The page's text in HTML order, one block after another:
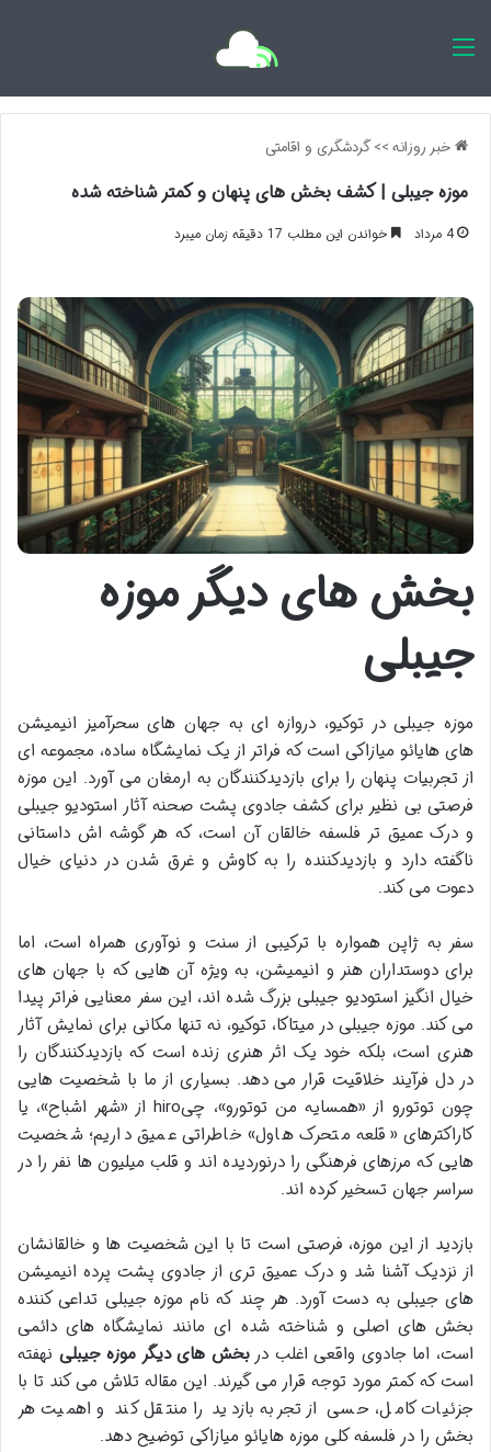
خبر روزانه>>گردشگری و اقامتی
موزه جیبلی | کشف بخش های پنهان و کمتر شناخته شده
4 مرداد خواندن این مطلب 17 دقیقه زمان میبرد
بخش های دیگر موزه
جیبلی
موزه جیبلی در توکیو، دروازه ای به جهان های سحرآمیز انیمیشن
های هایائو میازاکی است که فراتر از یک نمایشگاه ساده، مجموعه ای
از تجربیات پنهان را برای بازدیدکنندگان به ارمغان می آورد. این موزه
فرصتی بی نظیر برای کشف جادوی پشت صحنه آثار استودیو جیبلی
و درک عمیق تر فلسفه خالقان آن است، که هر گوشه اش داستانی
ناگفته دارد و بازدیدکننده را به کاوش و غرق شدن در دنیای خیال
دعوت می کند.
سفر به ژاپن همواره با ترکیبی از سنت و نوآوری همراه است، اما
برای دوستداران هنر و انیمیشن، به ویژه آن هایی که با جهان های
خیال انگیز استودیو جیبلی بزرگ شده اند، این سفر معنایی فراتر پیدا
می کند. موزه جیبلی در میتاکا، توکیو، نه تنها مکانی برای نمایش آثار
هنری است، بلکه خود یک اثر هنری زنده است که بازدیدکنندگان را
در دل فرآیند خلاقیت قرار می دهد. بسیاری از ما با شخصیت هایی
چون توتورو از «همسایه من توتورو»، چیhiro از «شهر اشباح»، یا
کاراکترهای «قلعه متحرک هاول» خاطراتی عمیق داریم؛ شخصیت
هایی که مرزهای فرهنگی را درنوردیده اند و قلب میلیون ها نفر را در
سراسر جهان تسخیر کرده اند.
بازدید از این موزه، فرصتی است تا با این شخصیت ها و خالقانشان
از نزدیک آشنا شد و درک عمیق تری از جادوی پشت پرده انیمیشن
های جیبلی به دست آورد. هر چند که نام موزه جیبلی تداعی کننده
بخش های اصلی و شناخته شده ای مانند نمایشگاه های دائمی
است، اما جادوی واقعی اغلب دربخش های دیگر موزه جیبلی نهفته
است که کمتر مورد توجه قرار می گیرند. این مقاله تلاش می کند تا با
جزئیات کامل، حسی از تجربه بازدید را منتقل کند و اهمیت هر
بخش را در فلسفه کلی موزه هایائو میازاکی توضیح دهد.